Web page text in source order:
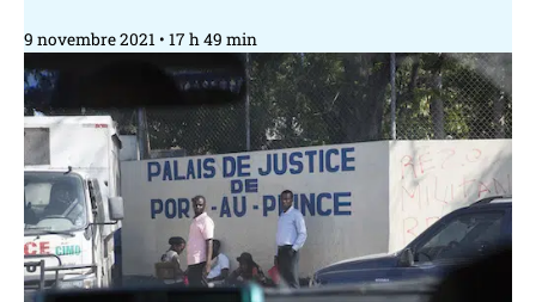
9 novembre 2021 17 h 49 min